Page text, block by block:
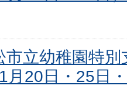
市立幼稚園特
月20日・25日